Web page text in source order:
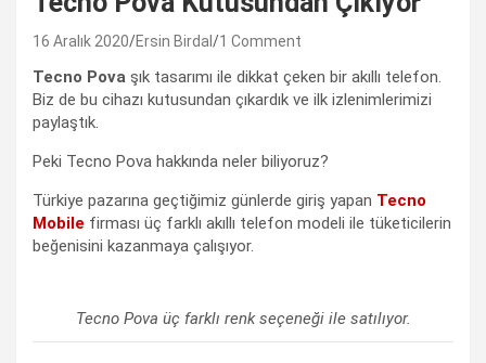
16 Aralık 2020 Ersin Birdal 1 Comment
Tecno Pova şık tasarımı ile dikkat çeken bir akıllı telefon.
Biz de bu cihazı kutusundan çıkardık ve ilk izlenimlerimizi
paylaştık.
Peki Tecno Pova hakkında neler biliyoruz?
Türkiye pazarına geçtiğimiz günlerde giriş yapan Tecno
Mobile firması üç farklı akıllı telefon modeli ile tüketicilerin
beğenisini kazanmaya çalışıyor.
Tecno Pova üç farklı renk seçeneği ile satılıyor.